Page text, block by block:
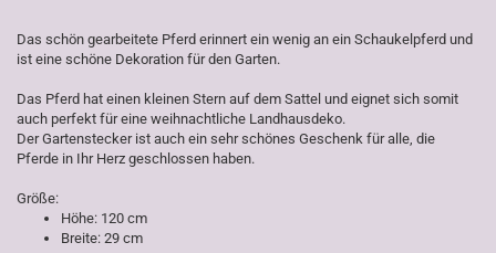
Das schön gearbeitete Pferd erinnert ein wenig an ein Schaukelpferd und
ist eine schöne Dekoration für den Garten.
Das Pferd hat einen kleinen Stern auf dem Sattel und eignet sich somit
auch perfekt für eine weihnachtliche Landhausdeko.
Der Gartenstecker ist auch ein sehr schönes Geschenk für alle, die
Pferde in Ihr Herz geschlossen haben.
Größe:
Höhe: 120 cm
Breite: 29 cm